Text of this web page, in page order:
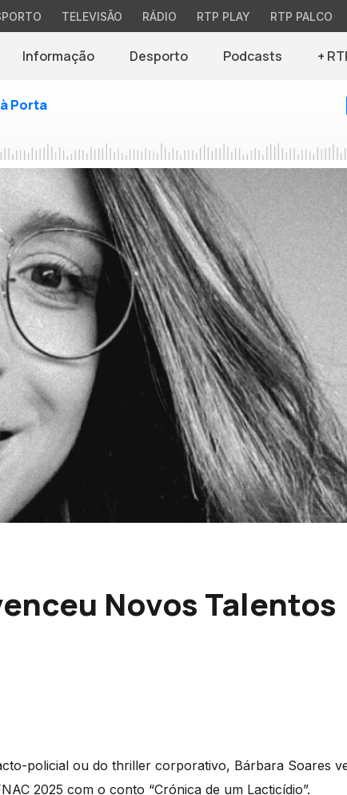
TELEVISÃO RÁDIO RTP PLAY RTP PALCO
Informação Desporto Podcasts +
Porta
Novos Talentos
policial ou do thriller corporativo, Bárbara Soares
2025 com o conto “Crónica de um Lacticídio”.